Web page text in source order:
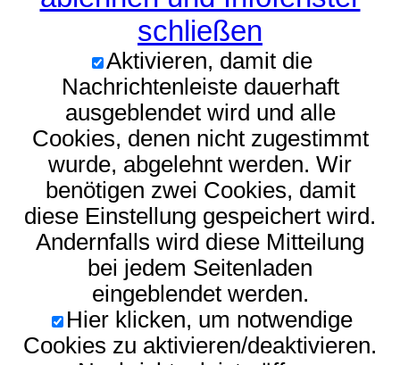
schließen
Aktivieren, damit die
Nachrichtenleiste dauerhaft
ausgeblendet wird und alle
Cookies, denen nicht zugestimmt
wurde, abgelehnt werden. Wir
benötigen zwei Cookies, damit
diese Einstellung gespeichert wird.
Andernfalls wird diese Mitteilung
bei jedem Seitenladen
eingeblendet werden.
Hier klicken, um notwendige
Cookies zu aktivieren/deaktivieren.